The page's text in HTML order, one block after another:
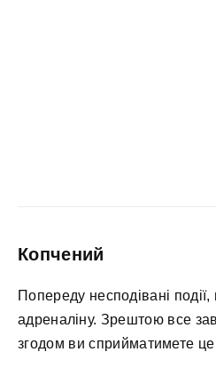
Копчений
Попереду несподівані
адреналіну. Зрештою все
згодом ви сприйматимете